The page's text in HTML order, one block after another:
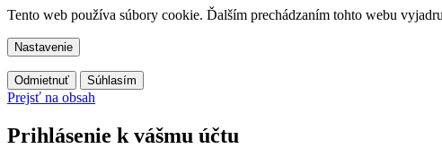
Tento web používa súbory cookie. Ďalším prechádzaním tohto webu
Nastavenie
Odmietnuť Súhlasím
Prejsť na obsah
Prihlásenie k vášmu účtu